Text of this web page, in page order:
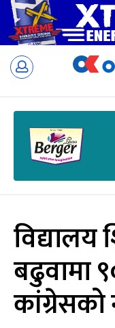
Skip
विद्यालय
बढुवामा
कांग्रेसको